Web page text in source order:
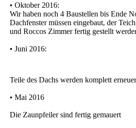
• Oktober 2016:
Wir haben noch 4 Baustellen bis Ende
Dachfenster müssen eingebaut, der
und Roccos Zimmer fertig gestellt
• Juni 2016:
Teile des Dachs werden komplett
• Mai 2016
Die Zaunpfeiler sind fertig gemauert